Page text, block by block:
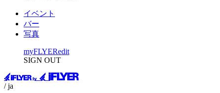
イベント
バー
写真
myFLYERedit
SIGN OUT
/ ja